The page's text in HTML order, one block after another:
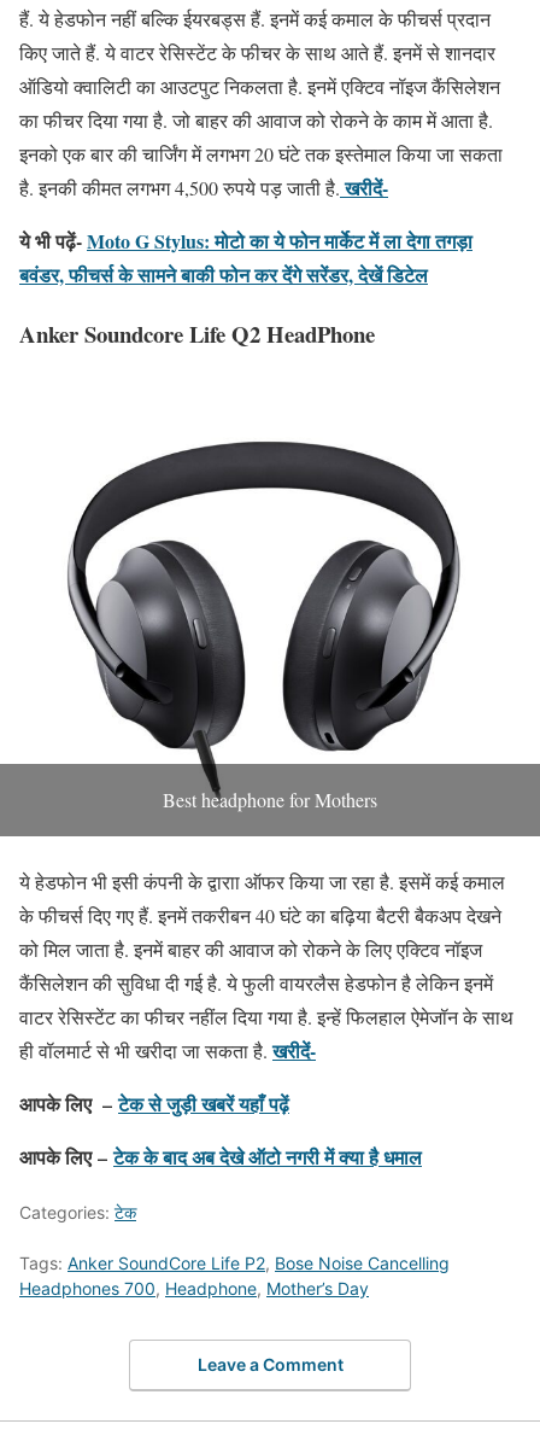
हैं. ये हेडफोन नहीं बल्कि ईयरबड्स हैं. इनमें कई कमाल के फीचर्स प्रदान
किए जाते हैं. ये वाटर रेसिस्टेंट के फीचर के साथ आते हैं. इनमें से शानदार
ऑडियो क्वालिटी का आउटपुट निकलता है. इनमें एक्टिव नॉइज कैंसिलेशन
का फीचर दिया गया है. जो बाहर की आवाज को रोकने के काम में आता है.
इनको एक बार की चार्जिंग में लगभग 20 घंटे तक इस्तेमाल किया जा सकता
है. इनकी कीमत लगभग 4,500 रुपये पड़ जाती है.खरीदें-
ये भी पढ़ें-Moto G Stylus: मोटो का ये फोन मार्केट में ला देगा तगड़ा
बवंडर, फीचर्स के सामने बाकी फोन कर देंगे सरेंडर, देखें डिटेल
Anker Soundcore Life Q2 HeadPhone
Best headphone for Mothers
ये हेडफोन भी इसी कंपनी के द्वाराा ऑफर किया जा रहा है. इसमें कई कमाल
के फीचर्स दिए गए हैं. इनमें तकरीबन 40 घंटे का बढ़िया बैटरी बैकअप देखने
को मिल जाता है. इनमें बाहर की आवाज को रोकने के लिए एक्टिव नॉइज
कैंसिलेशन की सुविधा दी गई है. ये फुली वायरलैस हेडफोन है लेकिन इनमें
वाटर रेसिस्टेंट का फीचर नहींल दिया गया है. इन्हें फिलहाल ऐमेजॉन के साथ
ही वॉलमार्ट से भी खरीदा जा सकता है.खरीदें-
आपके लिए –टेक से जुड़ी खबरें यहाँ पढ़ें
आपके लिए – टेक के बाद अब देखे ऑटो नगरी में क्या है धमाल
Categories: टेक
Tags: Anker SoundCore Life P2, Bose Noise Cancelling
Headphones 700, Headphone, Mother’s Day
Leave a Comment